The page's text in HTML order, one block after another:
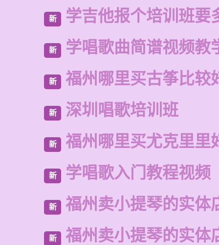
新 学吉他报个培训班要
新 学唱歌曲简谱视频教
新 福州哪里买古筝比较
新 深圳唱歌培训班
新 福州哪里买尤克里里
新 学唱歌入门教程视频
新 福州卖小提琴的实体
新 福州卖小提琴的实体